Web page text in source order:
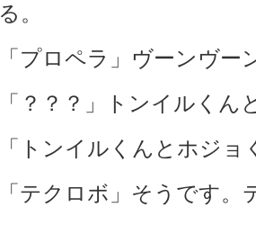
る。
「プロペラ」ヴーンヴー
「？？？」トンイルく
「トンイルくんとホジ
「テクロボ」そうです。